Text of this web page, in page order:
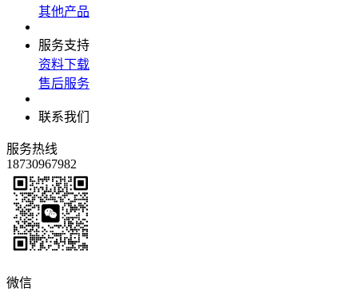
其他产品
服务支持
资料下载
售后服务
联系我们
服务热线
18730967982
微信